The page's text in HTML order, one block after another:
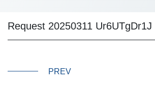
Request 20250311 Ur6UTgDr1J
PREV